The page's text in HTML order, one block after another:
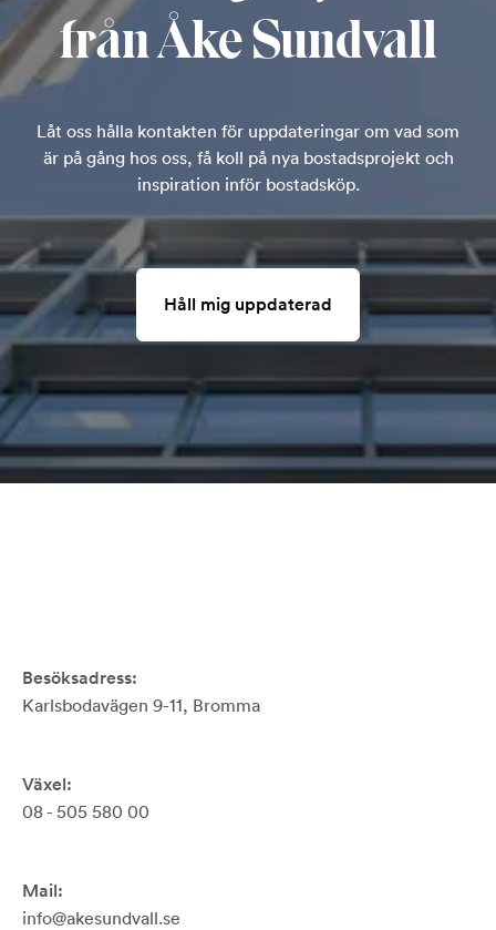
från Åke Sundvall
Låt oss hålla kontakten för uppdateringar om vad som
är på gång hos oss, få koll på nya bostadsprojekt och
inspiration inför bostadsköp.
Håll mig uppdaterad
Besöksadress:
Karlsbodavägen 9-11, Bromma
Växel:
08 - 505 580 00
Mail:
info@akesundvall.se